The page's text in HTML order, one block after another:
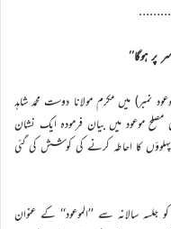
پر ہوگا‘‘
ربوہ 17فروری 2012ء (مصلح موعود نمبر) میں مکرم مولانا دوست محمد شاہد
موعود میں بیان فرمودہ ایک نشان
کا احاطہ کرنے کی کوشش کی گئی
حضرت مصلح موعودؓ نے 28 دسمبر 1944ء کو جلسہ سالانہ سے ’’الموعود‘‘ کے عنوان